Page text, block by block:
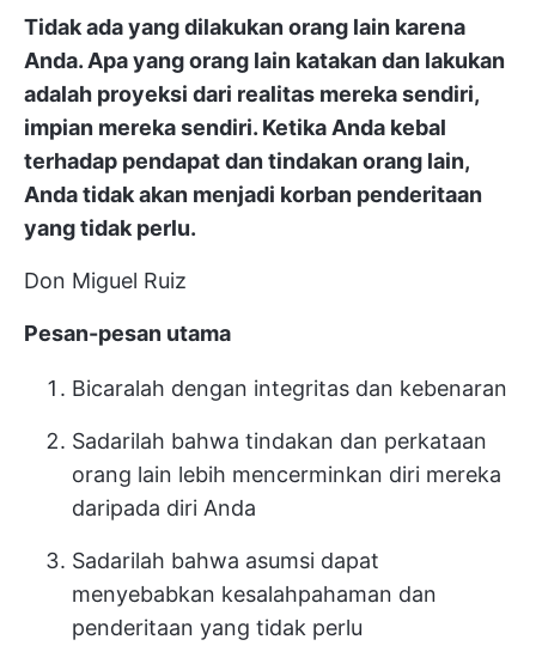
Tidak ada yang dilakukan orang lain karena
Anda. Apa yang orang lain katakan dan lakukan
adalah proyeksi dari realitas mereka sendiri,
impian mereka sendiri. Ketika Anda kebal
terhadap pendapat dan tindakan orang lain,
Anda tidak akan menjadi korban penderitaan
yang tidak perlu.
Don Miguel Ruiz
Pesan-pesan utama
Bicaralah dengan integritas dan kebenaran
Sadarilah bahwa tindakan dan perkataan
orang lain lebih mencerminkan diri mereka
daripada diri Anda
Sadarilah bahwa asumsi dapat
menyebabkan kesalahpahaman dan
penderitaan yang tidak perlu